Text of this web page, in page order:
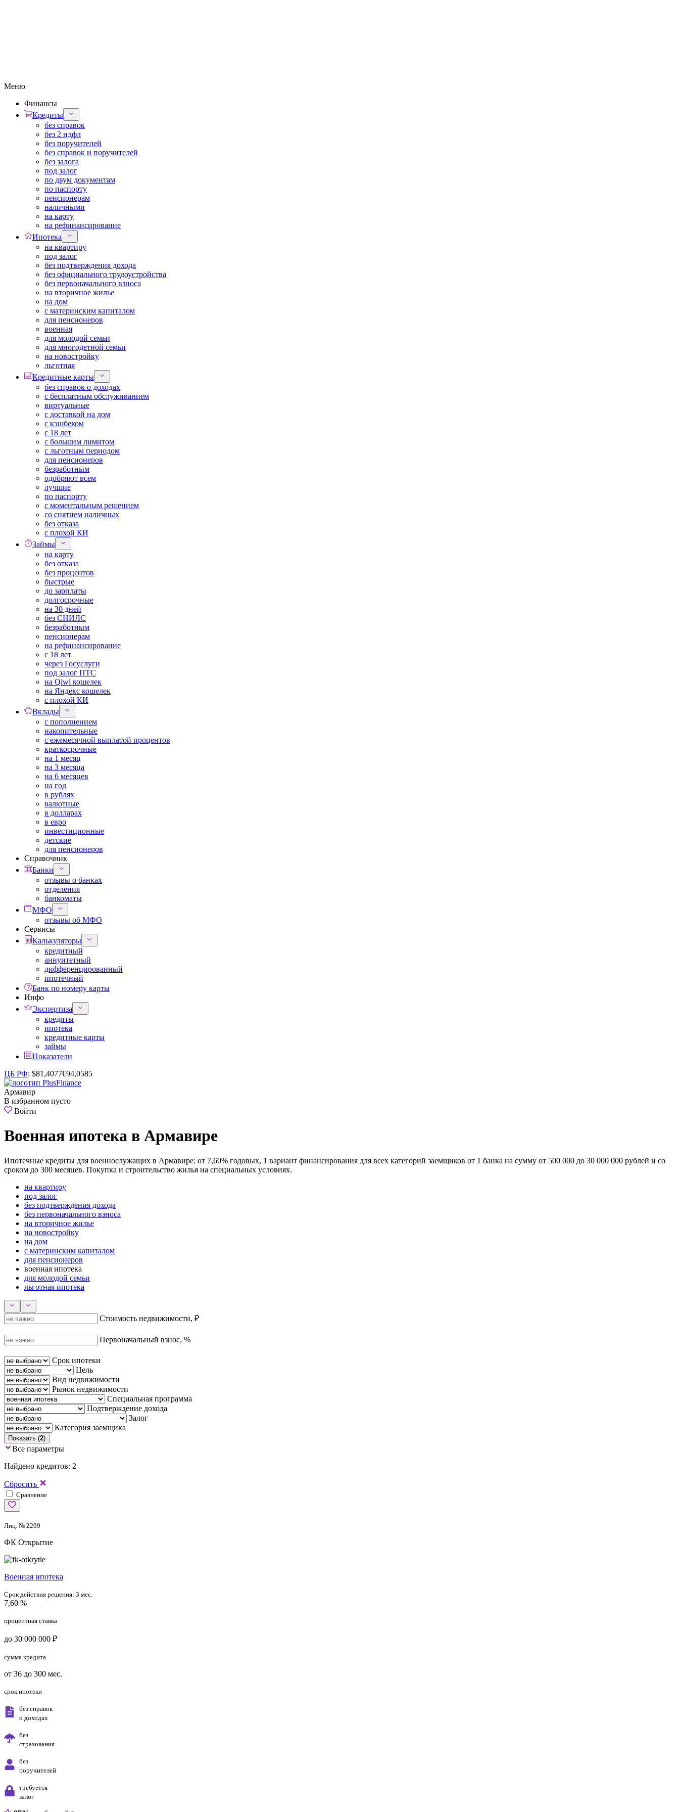
Меню
Финансы
Кредиты
без справок
без 2 ндфл
без поручителей
без справок и поручителей
без залога
под залог
по двум документам
по паспорту
пенсионерам
наличными
на карту
на рефинансирование
Ипотека
на квартиру
под залог
без подтверждения дохода
без официального трудоустройства
без первоначального взноса
на вторичное жилье
на дом
с материнским капиталом
для пенсионеров
военная
для молодой семьи
для многодетной семьи
на новостройку
льготная
Кредитные карты
без справок о доходах
с бесплатным обслуживанием
виртуальные
с доставкой на дом
с кэшбеком
с 18 лет
с большим лимитом
с льготным периодом
для пенсионеров
безработным
одобряют всем
лучшие
по паспорту
с моментальным решением
со снятием наличных
без отказа
с плохой КИ
Займы
на карту
без отказа
без процентов
быстрые
до зарплаты
долгосрочные
на 30 дней
без СНИЛС
безработным
пенсионерам
на рефинансирование
с 18 лет
через Госуслуги
под залог ПТС
на Qiwi кошелек
на Яндекс кошелек
с плохой КИ
Вклады
с пополнением
накопительные
с ежемесячной выплатой процентов
краткосрочные
на 1 месяц
на 3 месяца
на 6 месяцев
на год
в рублях
валютные
в долларах
в евро
инвестиционные
детские
для пенсионеров
Справочник
Банки
отзывы о банках
отделения
банкоматы
МФО
отзывы об МФО
Сервисы
Калькуляторы
кредитный
аннуитетный
дифференцированный
ипотечный
Банк по номеру карты
Инфо
Экспертиза
кредиты
ипотека
кредитные карты
займы
Показатели
ЦБ РФ: $81,4077€94,0585
Армавир
В избранном пусто
Войти
Военная ипотека в Армавире
Ипотечные кредиты для военнослужащих в Армавире: от 7,60% годовых, 1 вариант финансирования для всех категорий заемщиков от 1 банка на сумму от 500 000 до 30 000 000 рублей и со
сроком до 300 месяцев. Покупка и строительство жилья на специальных условиях.
на квартиру
под залог
без подтверждения дохода
без первоначального взноса
на вторичное жилье
на новостройку
на дом
с материнским капиталом
для пенсионеров
военная ипотека
для молодой семьи
льготная ипотека
Стоимость недвижимости, ₽
Первоначальный взнос, %
Срок ипотеки
Цель
Вид недвижимости
Рынок недвижимости
Специальная программа
Подтверждение дохода
Залог
Категория заемщика
Показать (2)
Все параметры
Найдено кредитов: 2
Сбросить
Сравнение
Лиц. № 2209
ФК Открытие
Военная ипотека
Срок действия решения: 3 мес.
7,60 %
процентная ставка
до 30 000 000 ₽
сумма кредита
от 36 до 300 мес.
срок ипотеки
без справок
о доходах
без
страхования
без
поручителей
требуется
залог